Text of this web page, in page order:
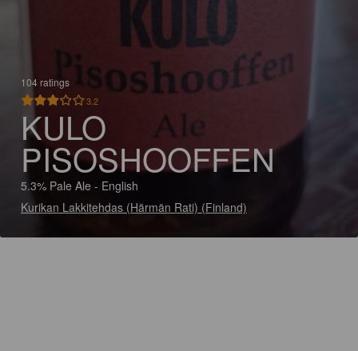
104 ratings
3.2
KULO
PISOSHOOFFEN
5.3% Pale Ale - English
Kurikan Lakkitehdas (Härmän Rati) (Finland)